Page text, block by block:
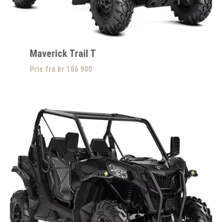
Maverick Trail T
Pris fra kr 186 900